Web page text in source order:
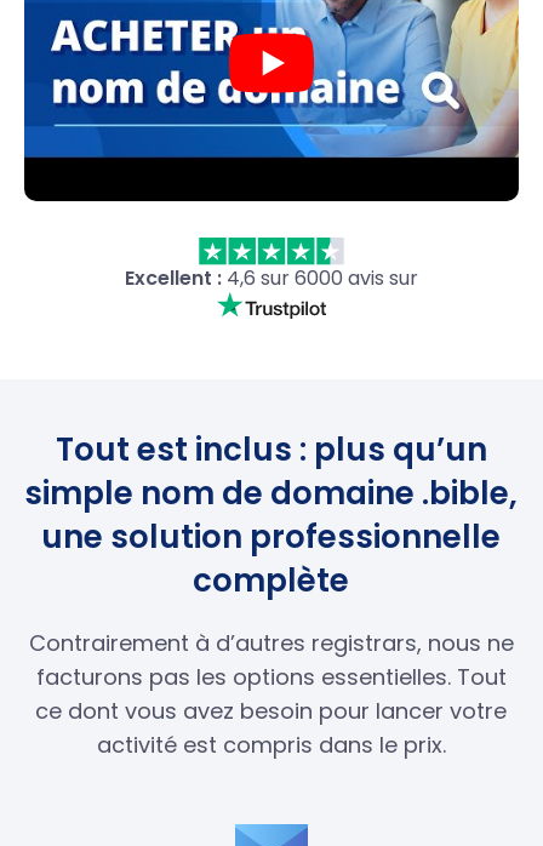
Excellent :4,6 sur 6000 avis sur
Tout est inclus : plus qu’un
simple nom de domaine .bible,
une solution professionnelle
complète
Contrairement à d’autres registrars, nous ne
facturons pas les options essentielles. Tout
ce dont vous avez besoin pour lancer votre
activité est compris dans le prix.